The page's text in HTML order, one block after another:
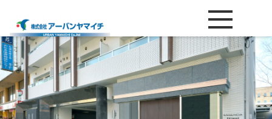
（仮称）エッセンシア稲穂